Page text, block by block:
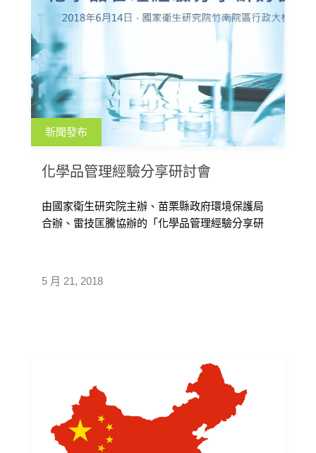
新聞發布
化學品管理經驗分享研討會
5 月 21, 2018
由國家衛生研究院主辦、苗栗縣政府環境保護局
合辦、雷技匡騰協辦的「化學品管理經驗分享研